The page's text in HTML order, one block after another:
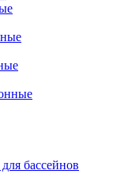
бассейнов